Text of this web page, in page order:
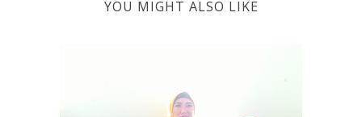
YOU MIGHT ALSO LIKE